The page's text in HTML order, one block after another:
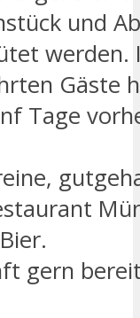
und
werden.
Gäste
Tage
gern